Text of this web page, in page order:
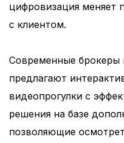
цифровизация меняет
с клиентом.
Современные брокеры
предлагают
видеопрогулки с
решения на базе
позволяющие